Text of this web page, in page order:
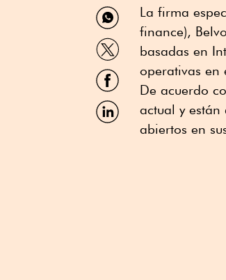
Compartir
por
WhatsApp
Compartir
por
Twitter
Compartir
por
Facebook
Compartir
por
La firma
finance),
basadas en
operativas en
De acuerdo
actual y están
abiertos en